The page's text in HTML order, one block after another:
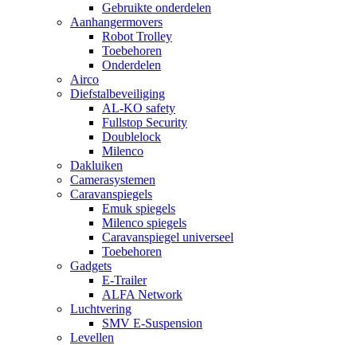
Gebruikte onderdelen
Aanhangermovers
Robot Trolley
Toebehoren
Onderdelen
Airco
Diefstalbeveiliging
AL-KO safety
Fullstop Security
Doublelock
Milenco
Dakluiken
Camerasystemen
Caravanspiegels
Emuk spiegels
Milenco spiegels
Caravanspiegel universeel
Toebehoren
Gadgets
E-Trailer
ALFA Network
Luchtvering
SMV E-Suspension
Levellen